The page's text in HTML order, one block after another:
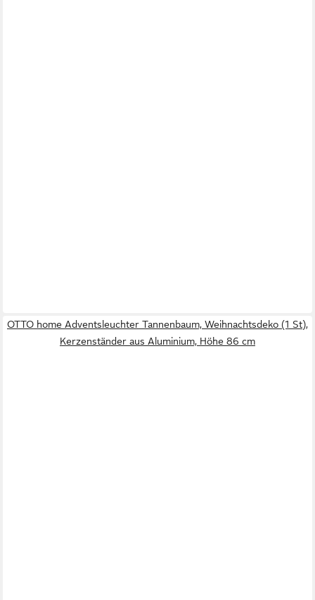
OTTO home Adventsleuchter Tannenbaum, Weihnachtsdeko (1 St),
Kerzenständer aus Aluminium, Höhe 86 cm